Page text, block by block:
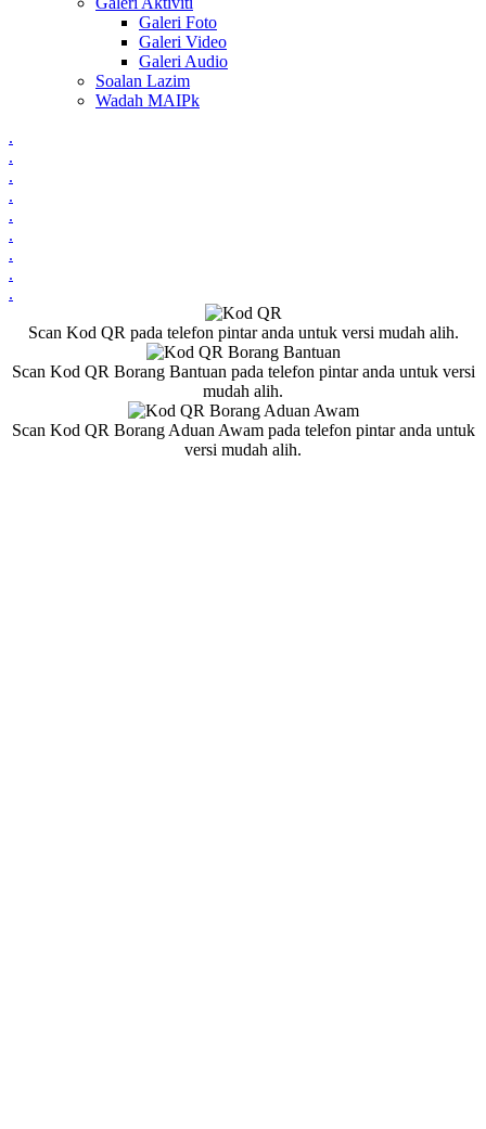
Galeri Foto
Galeri Video
Galeri Audio
Soalan Lazim
Wadah MAIPk
.
.
.
.
.
.
.
.
.
Scan Kod QR pada telefon pintar anda untuk versi mudah alih.
Scan Kod QR Borang Bantuan pada telefon pintar anda untuk versi
mudah alih.
Scan Kod QR Borang Aduan Awam pada telefon pintar anda untuk
versi mudah alih.